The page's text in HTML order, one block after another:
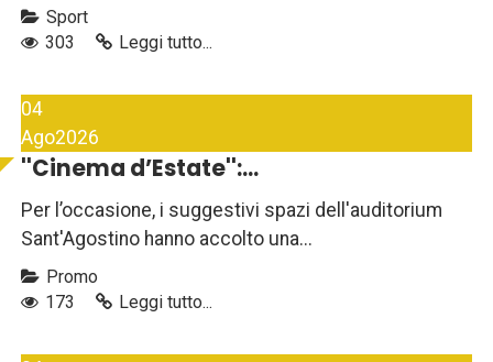
Sport
303
Leggi tutto...
04
Ago2026
''Cinema d’Estate'':...
Per l’occasione, i suggestivi spazi dell'auditorium
Sant'Agostino hanno accolto una...
Promo
173
Leggi tutto...